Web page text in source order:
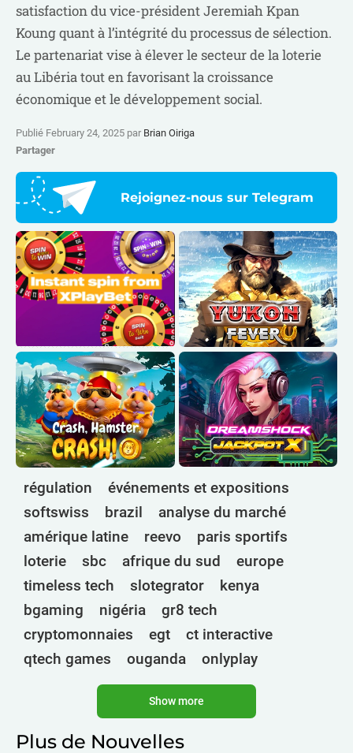
satisfaction du vice-président Jeremiah Kpan
Koung quant à l’intégrité du processus de sélection.
Le partenariat vise à élever le secteur de la loterie
au Libéria tout en favorisant la croissance
économique et le développement social.
Publié February 24, 2025 par Brian Oiriga
Partager
Rejoignez-nous sur Telegram
régulation
événements et expositions
softswiss
brazil
analyse du marché
amérique latine
reevo
paris sportifs
loterie
sbc afrique du sud
europe
timeless tech
slotegrator
kenya
bgaming
nigéria
gr8 tech
cryptomonnaies
egt
ct interactive
qtech games
ouganda
onlyplay
inde endorphina
ghana
elk nolimit
technologies
golden race
Show more
Plus de Nouvelles